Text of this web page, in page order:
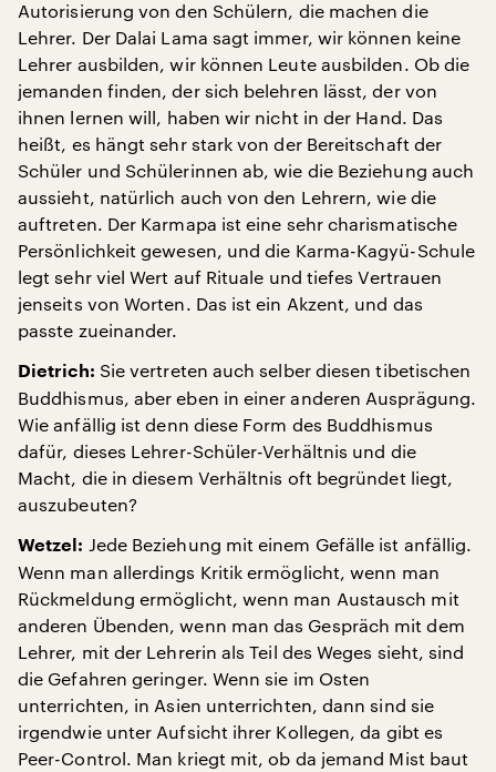
Autorisierung von den Schülern, die machen die
Lehrer. Der Dalai Lama sagt immer, wir können keine
Lehrer ausbilden, wir können Leute ausbilden. Ob die
jemanden finden, der sich belehren lässt, der von
ihnen lernen will, haben wir nicht in der Hand. Das
heißt, es hängt sehr stark von der Bereitschaft der
Schüler und Schülerinnen ab, wie die Beziehung auch
aussieht, natürlich auch von den Lehrern, wie die
auftreten. Der Karmapa ist eine sehr charismatische
Persönlichkeit gewesen, und die Karma-Kagyü-Schule
legt sehr viel Wert auf Rituale und tiefes Vertrauen
jenseits von Worten. Das ist ein Akzent, und das
passte zueinander.
Dietrich: Sie vertreten auch selber diesen tibetischen
Buddhismus, aber eben in einer anderen Ausprägung.
Wie anfällig ist denn diese Form des Buddhismus
dafür, dieses Lehrer-Schüler-Verhältnis und die
Macht, die in diesem Verhältnis oft begründet liegt,
auszubeuten?
Wetzel: Jede Beziehung mit einem Gefälle ist anfällig.
Wenn man allerdings Kritik ermöglicht, wenn man
Rückmeldung ermöglicht, wenn man Austausch mit
anderen Übenden, wenn man das Gespräch mit dem
Lehrer, mit der Lehrerin als Teil des Weges sieht, sind
die Gefahren geringer. Wenn sie im Osten
unterrichten, in Asien unterrichten, dann sind sie
irgendwie unter Aufsicht ihrer Kollegen, da gibt es
Peer-Control. Man kriegt mit, ob da jemand Mist baut